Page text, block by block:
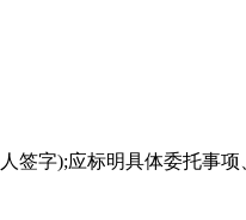
字);应标明具体委托事项